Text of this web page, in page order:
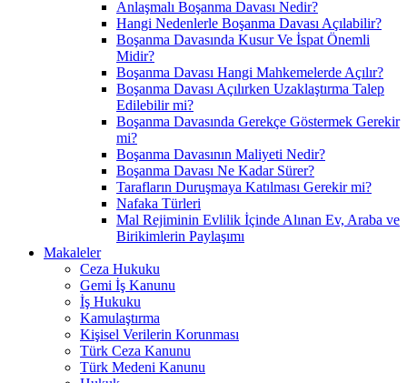
Anlaşmalı Boşanma Davası Nedir?
Hangi Nedenlerle Boşanma Davası Açılabilir?
Boşanma Davasında Kusur Ve İspat Önemli
Midir?
Boşanma Davası Hangi Mahkemelerde Açılır?
Boşanma Davası Açılırken Uzaklaştırma Talep
Edilebilir mi?
Boşanma Davasında Gerekçe Göstermek Gerekir
mi?
Boşanma Davasının Maliyeti Nedir?
Boşanma Davası Ne Kadar Sürer?
Tarafların Duruşmaya Katılması Gerekir mi?
Nafaka Türleri
Mal Rejiminin Evlilik İçinde Alınan Ev, Araba ve
Birikimlerin Paylaşımı
Makaleler
Ceza Hukuku
Gemi İş Kanunu
İş Hukuku
Kamulaştırma
Kişisel Verilerin Korunması
Türk Ceza Kanunu
Türk Medeni Kanunu